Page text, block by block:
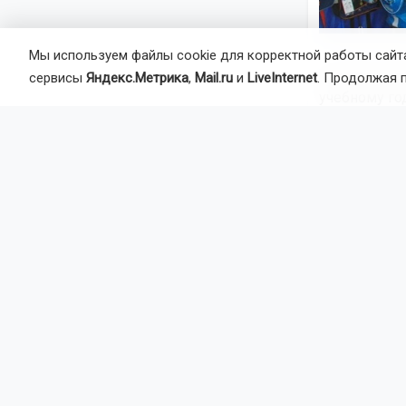
Сегодня, 8
Мы используем файлы cookie для корректной работы
сервисы Яндекс.Метрика, Mail.ru и LiveInternet. Продолжая